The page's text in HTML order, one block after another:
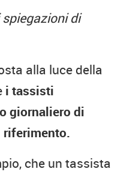
di
alla luce della
i tassisti
giornaliero di
riferimento.
che un tassista